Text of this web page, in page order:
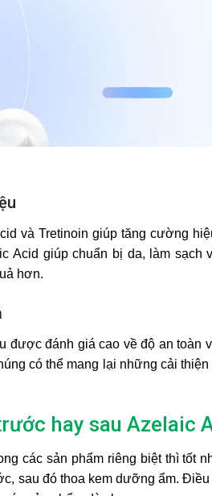
và Tretinoin giúp tăng cường
Acid giúp chuẩn bị da, làm
hơn.
được đánh giá cao về độ an toàn
có thể mang lại những cải
hay sau Azelaic
các sản phẩm riêng biệt thì tốt
sau đó thoa kem dưỡng ẩm.